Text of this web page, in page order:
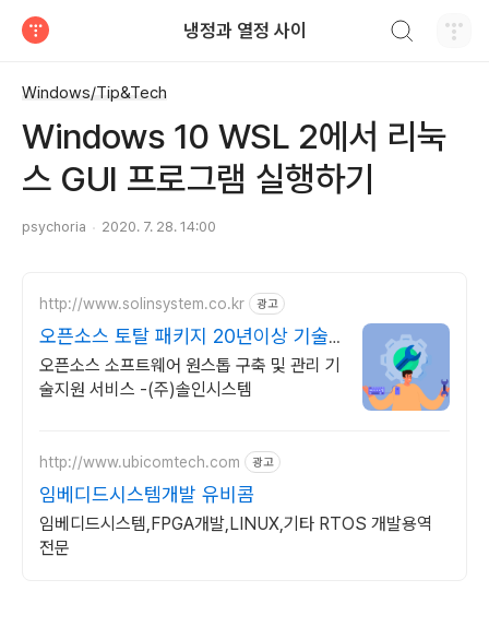
냉정과 열정 사이
Windows/Tip&Tech
Windows 10 WSL 2에서 리눅
스 GUI 프로그램 실행하기
psychoria 2020. 7. 28. 14:00
http://www.solinsystem.co.kr 광고
오픈소스 토탈 패키지 20년이상 기술
지원 노하우
오픈소스 소프트웨어 원스톱 구축 및 관리 기
술지원 서비스 -(주)솔인시스템
http://www.ubicomtech.com 광고
임베디드시스템개발 유비콤
임베디드시스템,FPGA개발,LINUX,기타 RTOS 개발용역
전문